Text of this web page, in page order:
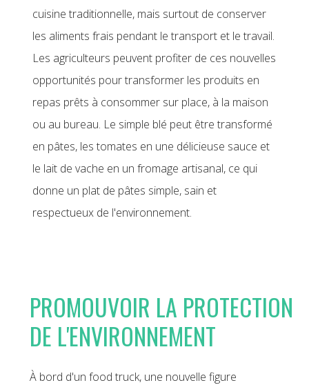
cuisine traditionnelle, mais surtout de conserver
les aliments frais pendant le transport et le travail.
Les agriculteurs peuvent profiter de ces nouvelles
opportunités pour transformer les produits en
repas prêts à consommer sur place, à la maison
ou au bureau. Le simple blé peut être transformé
en pâtes, les tomates en une délicieuse sauce et
le lait de vache en un fromage artisanal, ce qui
donne un plat de pâtes simple, sain et
respectueux de l'environnement.
PROMOUVOIR LA PROTECTION
DE L'ENVIRONNEMENT
À bord d'un food truck, une nouvelle figure